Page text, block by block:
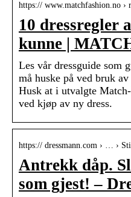
https:// www.matchfashion.no ›
10 dressregler
kunne |
Les vår dressguide som
må huske på ved bruk
Husk at i utvalgte
ved kjøp av ny dress.
https:// dressmann.com › … ›
Antrekk dåp.
som gjest! –